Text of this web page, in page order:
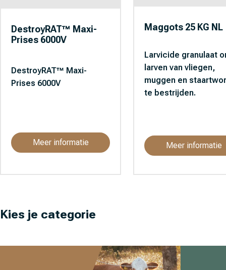
DestroyRAT™ Maxi-
Prises 6000V
DestroyRAT™ Maxi-
Prises 6000V
Meer informatie
Maggots 25 KG NL
Larvicide granulaat
larven van vliegen,
muggen en
te bestrijden.
Meer informatie
Kies je categorie